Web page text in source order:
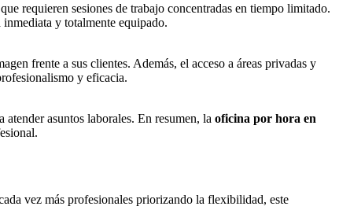
requieren sesiones de trabajo concentradas en tiempo limitado.
y totalmente equipado.
frente a sus clientes. Además, el acceso a áreas privadas y
y eficacia.
asuntos laborales. En resumen, la oficina por hora en
vez más profesionales priorizando la flexibilidad, este